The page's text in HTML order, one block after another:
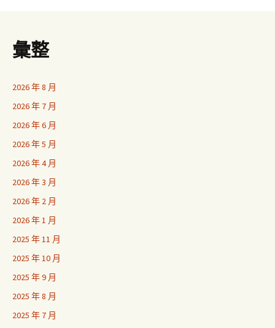
彙整
2026 年 8 月
2026 年 7 月
2026 年 6 月
2026 年 5 月
2026 年 4 月
2026 年 3 月
2026 年 2 月
2026 年 1 月
2025 年 11 月
2025 年 10 月
2025 年 9 月
2025 年 8 月
2025 年 7 月